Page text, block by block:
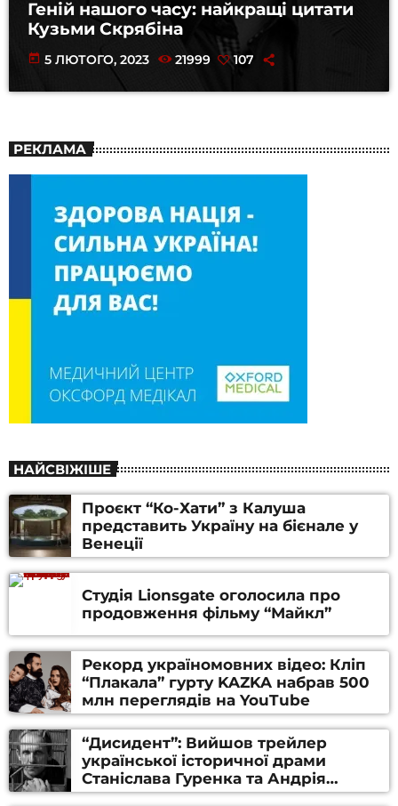
Геній нашого часу: найкращі цитати
Кузьми Скрябіна
today 5 ЛЮТОГО, 2023 21999 107
РЕКЛАМА
НАЙСВІЖІШЕ
Проєкт “Ко-Хати” з Калуша
представить Україну на бієнале у
Венеції
Студія Lionsgate оголосила про
продовження фільму “Майкл”
Рекорд україномовних відео: Кліп
“Плакала” гурту KAZKA набрав 500
млн переглядів на YouTube
“Дисидент”: Вийшов трейлер
української історичної драми
Станіслава Гуренка та Андрія
Алфьорова (ВІДЕО)